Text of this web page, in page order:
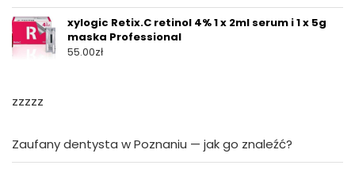
xylogic Retix.C retinol 4% 1 x 2ml serum i 1 x 5g
maska Professional
55.00zł
zzzzz
Zaufany dentysta w Poznaniu — jak go znaleźć?